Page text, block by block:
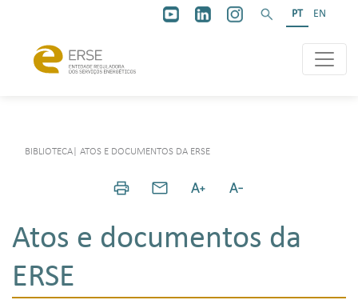
PT EN
BIBLIOTECA ATOS E DOCUMENTOS DA ERSE
Atos e documentos da
ERSE